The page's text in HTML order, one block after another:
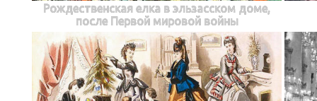
Рождественская елка в эльзасском доме,
после Первой мировой войны